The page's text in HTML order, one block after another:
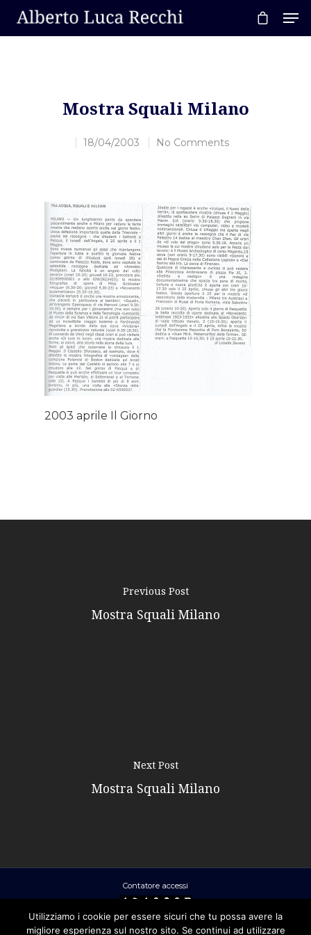
Mostra Squali Milano
18/04/2003 No Comments
2003 aprile Il Giorno
Previous Post
Mostra Squali Milano
Next Post
Mostra Squali Milano
Contatore accessi
Utilizziamo i cookie per essere sicuri che tu possa avere la
migliore esperienza sul nostro sito. Se continui ad utilizzare
Home
About AL
Shop